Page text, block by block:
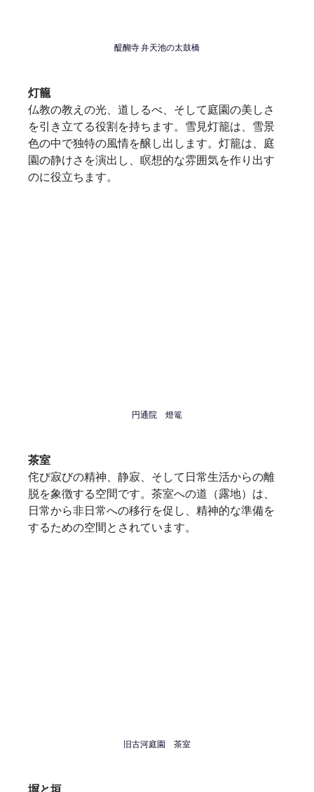
醍醐寺 弁天池の太鼓橋
灯籠
仏教の教えの光、道しるべ、そして庭園の美しさ
を引き立てる役割を持ちます。雪見灯籠は、雪景
色の中で独特の風情を醸し出します。灯籠は、庭
園の静けさを演出し、瞑想的な雰囲気を作り出す
のに役立ちます。
円通院　燈篭
茶室
侘び寂びの精神、静寂、そして日常生活からの離
脱を象徴する空間です。茶室への道（露地）は、
日常から非日常への移行を促し、精神的な準備を
するための空間とされています。
旧古河庭園　茶室
塀と垣